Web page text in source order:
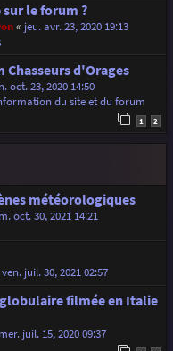
le forum ?
« jeu. avr. 23, 2020 19:13
Chasseurs d'Orages
oct. 23, 2020 14:50
du site et du forum
1 2
météorologiques
oct. 30, 2021 14:21
ven. juil. 30, 2021 02:57
filmée en Italie
mer. juil. 15, 2020 09:37